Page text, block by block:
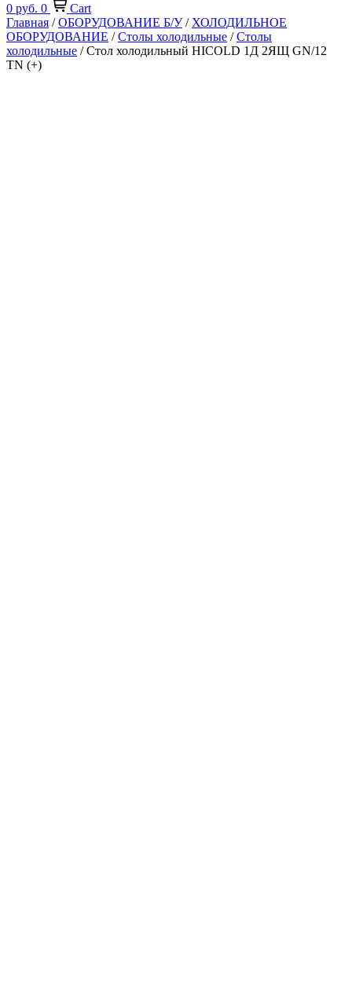
0 руб. 0
Cart
Главная /ОБОРУДОВАНИЕ Б/У/ ХОЛОДИЛЬНОЕ
ОБОРУДОВАНИЕ /Столы холодильные /Столы
холодильные / Стол холодильный HICOLD 1Д 2ЯЩ GN/12
TN (+)